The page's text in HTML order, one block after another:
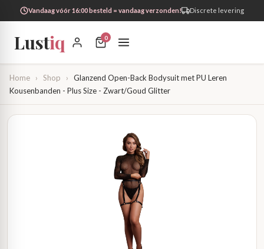
Vandaag vóór 16:00 besteld = vandaag verzonden! Discrete levering
Lustiq 0
Home › Shop ›
Glanzend Open-Back Bodysuit met PU Leren
Kousenbanden - Plus Size - Zwart/Goud Glitter